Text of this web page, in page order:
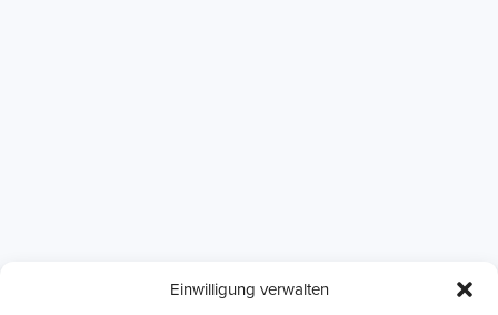
Einwilligung verwalten